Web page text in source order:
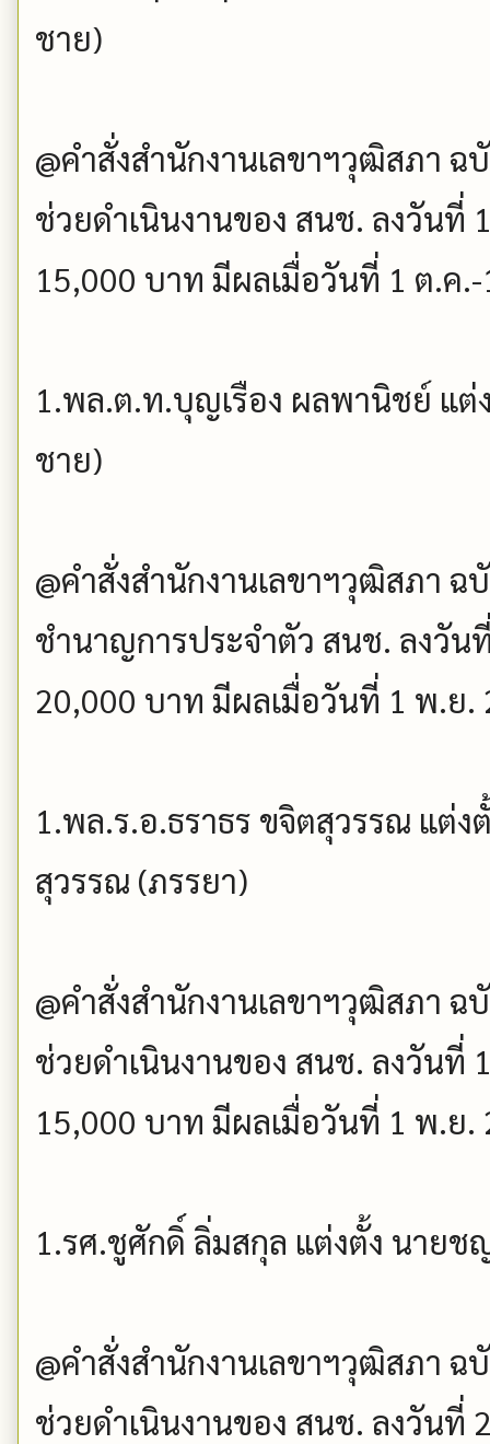
ชาย)
@คำสั่งสำนักงานเลขาฯวุฒิสภา
ช่วยดำเนินงานของ สนช. ลงวันที่
15,000 บาท มีผลเมื่อวันที่ 1 ต.ค
1.พล.ต.ท.บุญเรือง ผลพานิชย์ แ
ชาย)
@คำสั่งสำนักงานเลขาฯวุฒิสภา
ชำนาญการประจำตัว สนช. ลงวัน
20,000 บาท มีผลเมื่อวันที่ 1 พ.ย.
1.พล.ร.อ.ธราธร ขจิตสุวรรณ แต่
สุวรรณ (ภรรยา)
@คำสั่งสำนักงานเลขาฯวุฒิสภา
ช่วยดำเนินงานของ สนช. ลงวันที่
15,000 บาท มีผลเมื่อวันที่ 1 พ.ย.
1.รศ.ชูศักดิ์ ลิ่มสกุล แต่งตั้ง นาย
@คำสั่งสำนักงานเลขาฯวุฒิสภา
ช่วยดำเนินงานของ สนช. ลงวันที่